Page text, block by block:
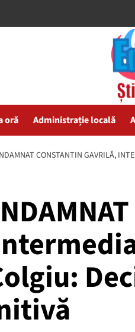
oră Administrație locală
CONSTANTIN GAVRILĂ,